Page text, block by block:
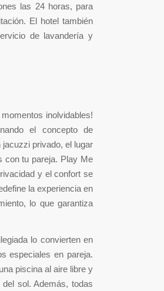
las 24 horas, para
El hotel también
de lavandería y
inolvidables!
el concepto de
privado, el lugar
con tu pareja. Play Me
y el confort se
la experiencia en
lo que garantiza
lo convierten en
especiales en pareja.
piscina al aire libre y
sol. Además, todas